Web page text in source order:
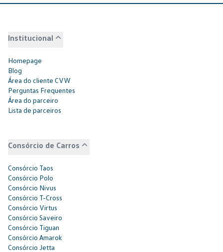
Institucional
Homepage
Blog
Área do cliente CVW
Perguntas Frequentes
Área do parceiro
Lista de parceiros
Consórcio de Carros
Consórcio Taos
Consórcio Polo
Consórcio Nivus
Consórcio T-Cross
Consórcio Virtus
Consórcio Saveiro
Consórcio Tiguan
Consórcio Amarok
Consórcio Jetta